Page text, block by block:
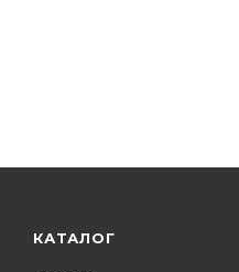
КАТАЛОГ